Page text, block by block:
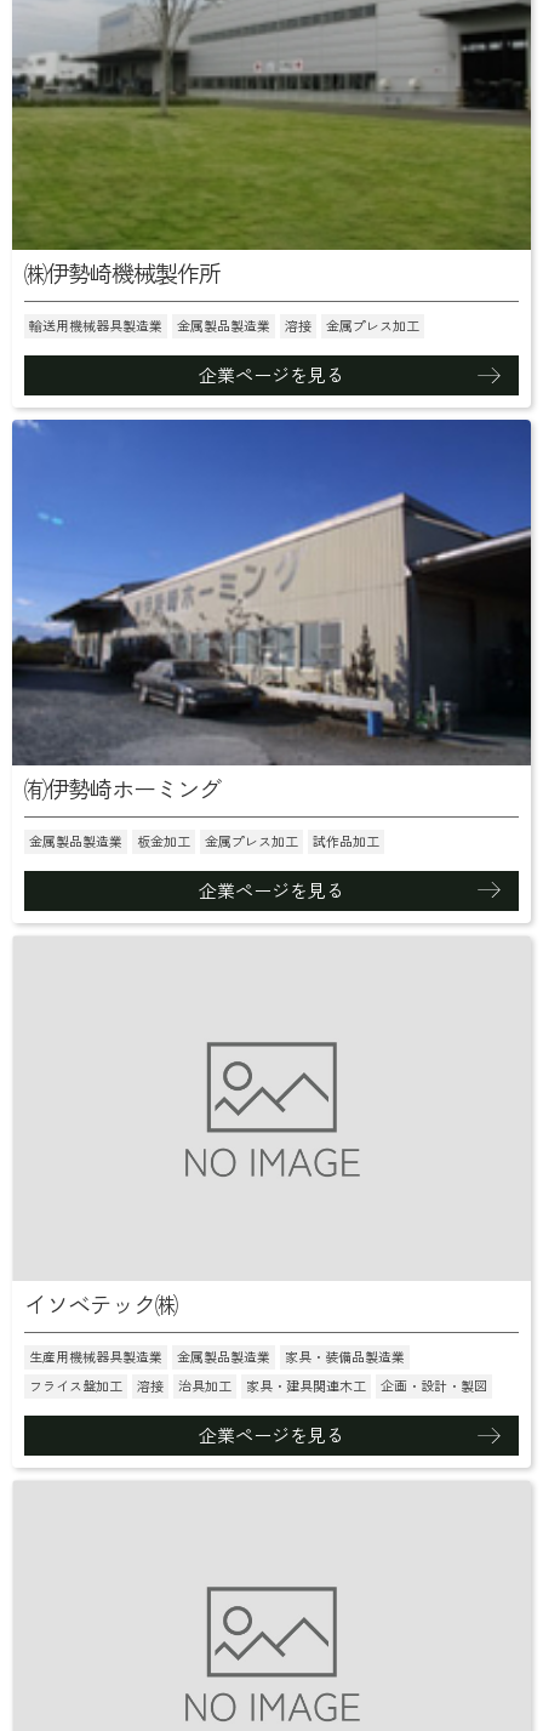
㈱伊勢崎機械製作所
輸送用機械器具製造業 金属製品製造業 溶接 金属プレス加工
企業ページを見る
㈲伊勢崎ホーミング
金属製品製造業 板金加工 金属プレス加工 試作品加工
企業ページを見る
イソベテック㈱
生産用機械器具製造業 金属製品製造業
家具・装備品製造業
フライス盤加工
溶接 治具加工 家具・建具関連木工 企画・設計・製図
企業ページを見る